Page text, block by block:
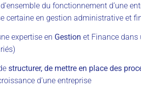
du fonctionnement d’une
certaine en gestion administrative et
expertise en Gestion et Finance dans
structurer, de mettre en place des
d’une entreprise